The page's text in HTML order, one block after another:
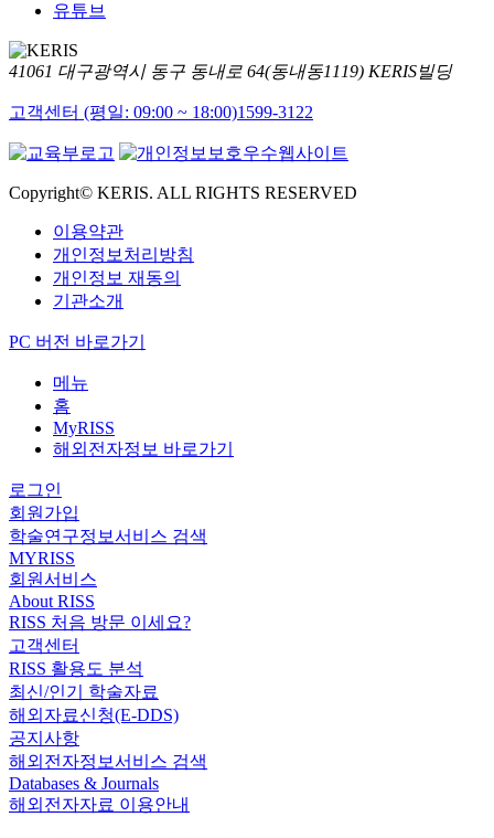
유튜브
41061 대구광역시 동구 동내로 64(동내동1119) KERIS빌딩
고객센터 (평일: 09:00 ~ 18:00)1599-3122
Copyright© KERIS. ALL RIGHTS RESERVED
이용약관
개인정보처리방침
개인정보 재동의
기관소개
PC 버전 바로가기
메뉴
홈
MyRISS
해외전자정보 바로가기
로그인
회원가입
학술연구정보서비스 검색
MYRISS
회원서비스
About RISS
RISS 처음 방문 이세요?
고객센터
RISS 활용도 분석
최신/인기 학술자료
해외자료신청(E-DDS)
공지사항
해외전자정보서비스 검색
Databases & Journals
해외전자자료 이용안내